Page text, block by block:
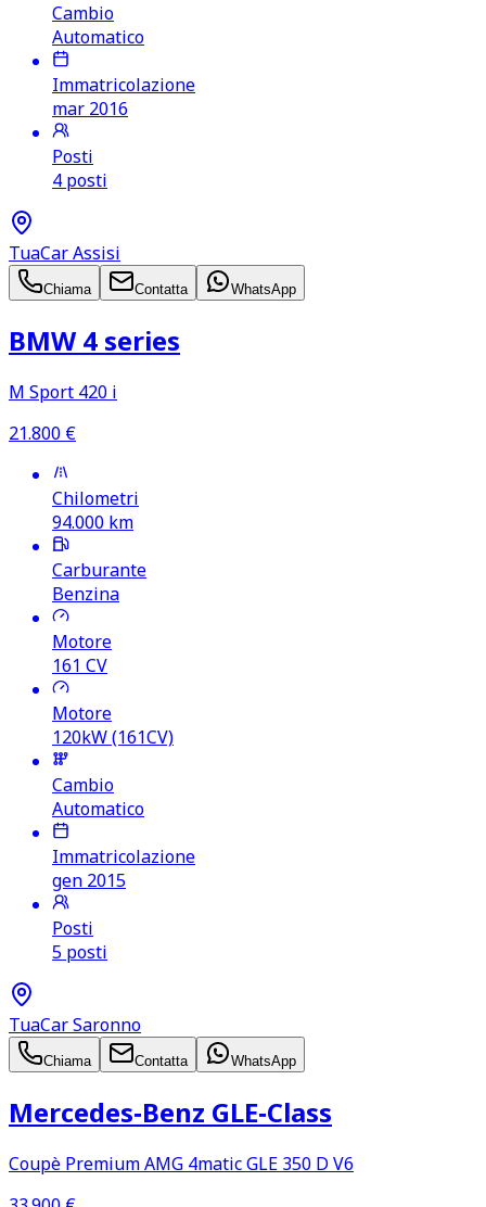
Cambio
Automatico
Immatricolazione
mar 2016
Posti
4 posti
TuaCar Assisi
Chiama Contatta WhatsApp
BMW 4 series
M Sport 420 i
21.800 €
Chilometri
94.000 km
Carburante
Benzina
Motore
161 CV
Motore
120kW (161CV)
Cambio
Automatico
Immatricolazione
gen 2015
Posti
5 posti
TuaCar Saronno
Chiama Contatta WhatsApp
Mercedes‑Benz GLE‑Class
Coupè Premium AMG 4matic GLE 350 D V6